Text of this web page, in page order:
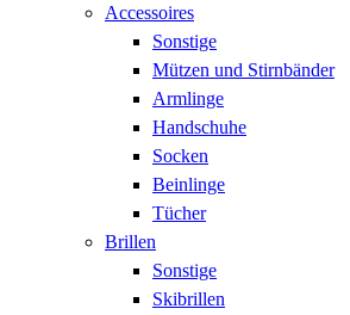
Accessoires
Sonstige
Mützen und Stirnbänder
Armlinge
Handschuhe
Socken
Beinlinge
Tücher
Brillen
Sonstige
Skibrillen